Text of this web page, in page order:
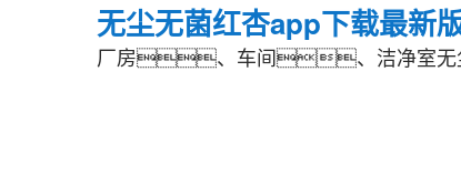
无尘无菌红杏app下载最新
厂房、车间、洁净室无